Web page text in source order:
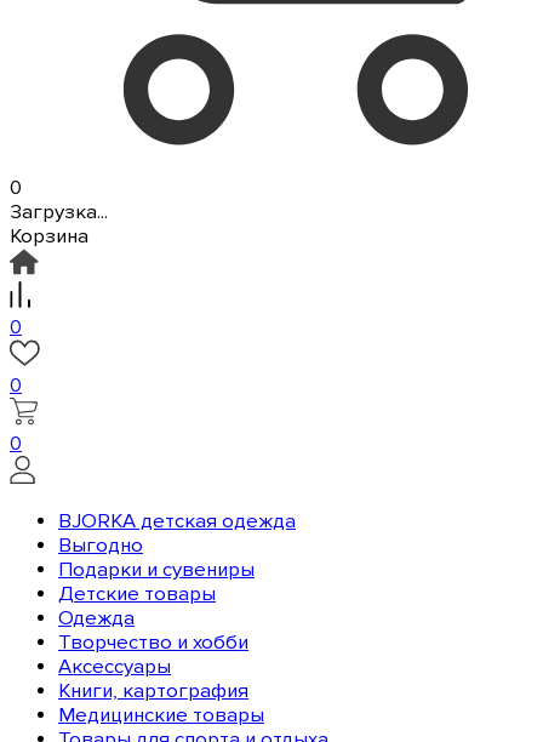
0
Загрузка...
Корзина
0
0
0
BJORKA детская одежда
Выгодно
Подарки и сувениры
Детские товары
Одежда
Творчество и хобби
Аксессуары
Книги, картография
Медицинские товары